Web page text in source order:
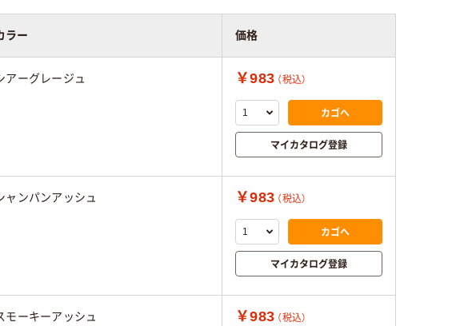
ラー 価格
アーグレージュ ￥983 （税込）
カゴへ
マイカタログ登録
ャンパンアッシュ ￥983 （税込）
カゴへ
マイカタログ登録
モーキーアッシュ ￥983 （税込）